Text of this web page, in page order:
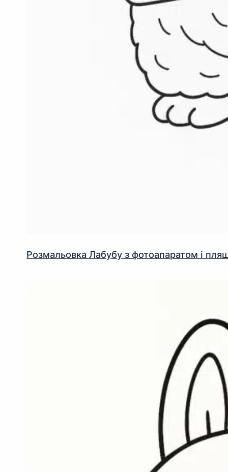
Розмальовка Лабубу з фотоапаратом і